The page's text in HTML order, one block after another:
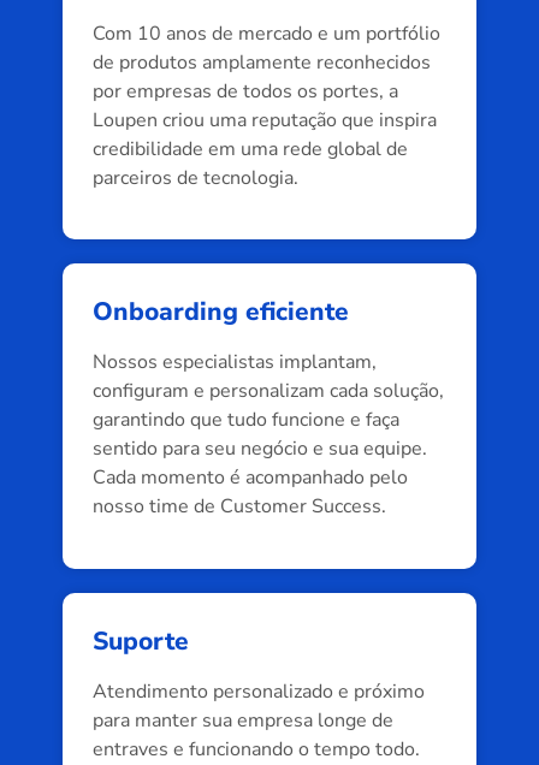
Com 10 anos de mercado e um portfólio
de produtos amplamente reconhecidos
por empresas de todos os portes, a
Loupen criou uma reputação que inspira
credibilidade em uma rede global de
parceiros de tecnologia.
Onboarding eficiente
Nossos especialistas implantam,
configuram e personalizam cada solução,
garantindo que tudo funcione e faça
sentido para seu negócio e sua equipe.
Cada momento é acompanhado pelo
nosso time de Customer Success.
Suporte
Atendimento personalizado e próximo
para manter sua empresa longe de
entraves e funcionando o tempo todo.